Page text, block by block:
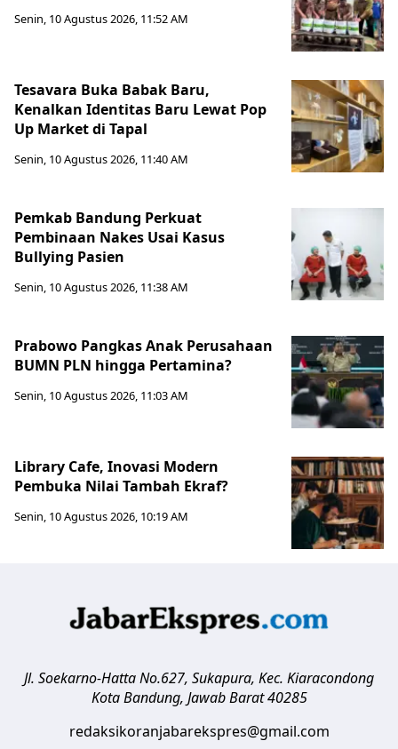
Senin, 10 Agustus 2026, 11:52 AM
Tesavara Buka Babak Baru,
Kenalkan Identitas Baru Lewat Pop
Up Market di Tapal
Senin, 10 Agustus 2026, 11:40 AM
Pemkab Bandung Perkuat
Pembinaan Nakes Usai Kasus
Bullying Pasien
Senin, 10 Agustus 2026, 11:38 AM
Prabowo Pangkas Anak Perusahaan
BUMN PLN hingga Pertamina?
Senin, 10 Agustus 2026, 11:03 AM
Library Cafe, Inovasi Modern
Pembuka Nilai Tambah Ekraf?
Senin, 10 Agustus 2026, 10:19 AM
Jl. Soekarno-Hatta No.627, Sukapura, Kec. Kiaracondong
Kota Bandung, Jawab Barat 40285
redaksikoranjabarekspres@gmail.com